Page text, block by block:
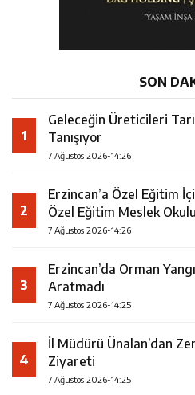
SON
1
Geleceğin Üreticileri
Tanışıyor
7 Ağustos 2026-14:26
2
Erzincan’a Özel Eğitim
Özel Eğitim Meslek
7 Ağustos 2026-14:26
3
Erzincan’da Orman
Aratmadı
7 Ağustos 2026-14:25
4
İl Müdürü Ünalan’dan
Ziyareti
7 Ağustos 2026-14:25